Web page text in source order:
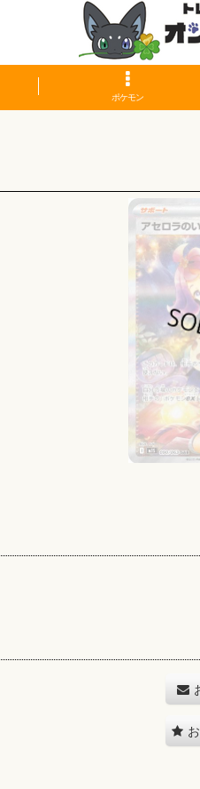
ポケモン